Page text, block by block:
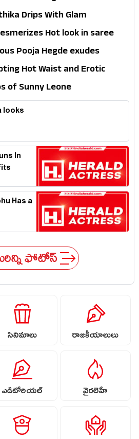
Drips With Glam
Hot look in saree
Pooja Hegde exudes
Hot Waist and Erotic
Saree
of Sunny Leone
looks
In
Has a
ఫోటోస్
సినిమాలు రాజకీయాలులు
ఎడిటోరియల్ వైరలెహే